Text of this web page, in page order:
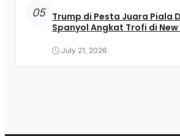
05 Trump di Pesta Juara Piala
Spanyol Angkat Trofi di
July 21, 2026